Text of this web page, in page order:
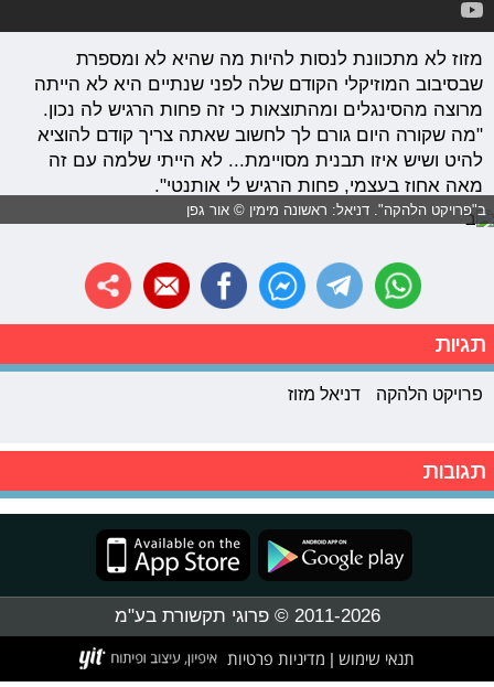
מזוז לא מתכוונת לנסות להיות מה שהיא לא ומספרת
שבסיבוב המוזיקלי הקודם שלה לפני שנתיים היא לא הייתה
מרוצה מהסינגלים ומהתוצאות כי זה פחות הרגיש לה נכון.
"מה שקורה היום גורם לך לחשוב שאתה צריך קודם להוציא
להיט ושיש איזו תבנית מסויימת... לא הייתי שלמה עם זה
מאה אחוז בעצמי, פחות הרגיש לי אותנטי".
ב"פרויקט הלהקה". דניאל: ראשונה מימין © אור גפן
תגיות
פרויקט הלהקה דניאל מזוז
תגובות
2011-2026 © פרוגי תקשורת בע"מ
תנאי שימוש מדיניות פרטיות